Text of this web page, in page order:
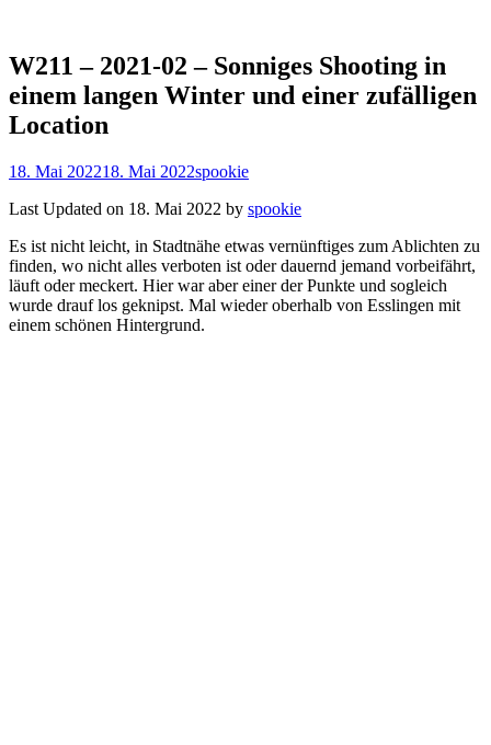
W211 – 2021-02 – Sonniges Shooting in
einem langen Winter und einer zufälligen
Location
18. Mai 202218. Mai 2022spookie
Last Updated on 18. Mai 2022 by spookie
Es ist nicht leicht, in Stadtnähe etwas vernünftiges zum Ablichten zu
finden, wo nicht alles verboten ist oder dauernd jemand vorbeifährt,
läuft oder meckert. Hier war aber einer der Punkte und sogleich
wurde drauf los geknipst. Mal wieder oberhalb von Esslingen mit
einem schönen Hintergrund.